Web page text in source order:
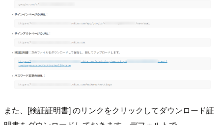
また、[検証証明書] のリンクをクリックしてダウンロード証